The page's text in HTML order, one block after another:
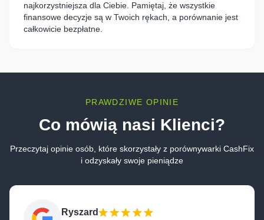
najkorzystniejsza dla Ciebie. Pamiętaj, że wszystkie
finansowe decyzje są w Twoich rękach, a porównanie jest
całkowicie bezpłatne.
PRAWDZIWE OPINIE
Co mówią nasi Klienci?
Przeczytaj opinie osób, które skorzystały z porównywarki CashFix
i odzyskały swoje pieniądze
Ryszard